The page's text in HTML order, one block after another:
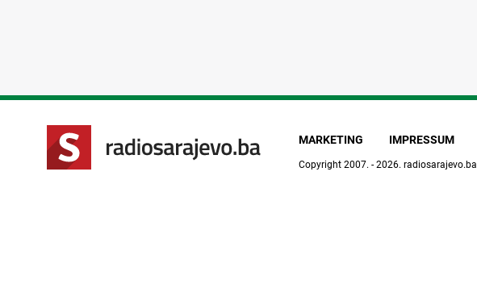
MARKETING IMPRESSUM
Copyright 2007. - 2026. radiosarajevo.ba